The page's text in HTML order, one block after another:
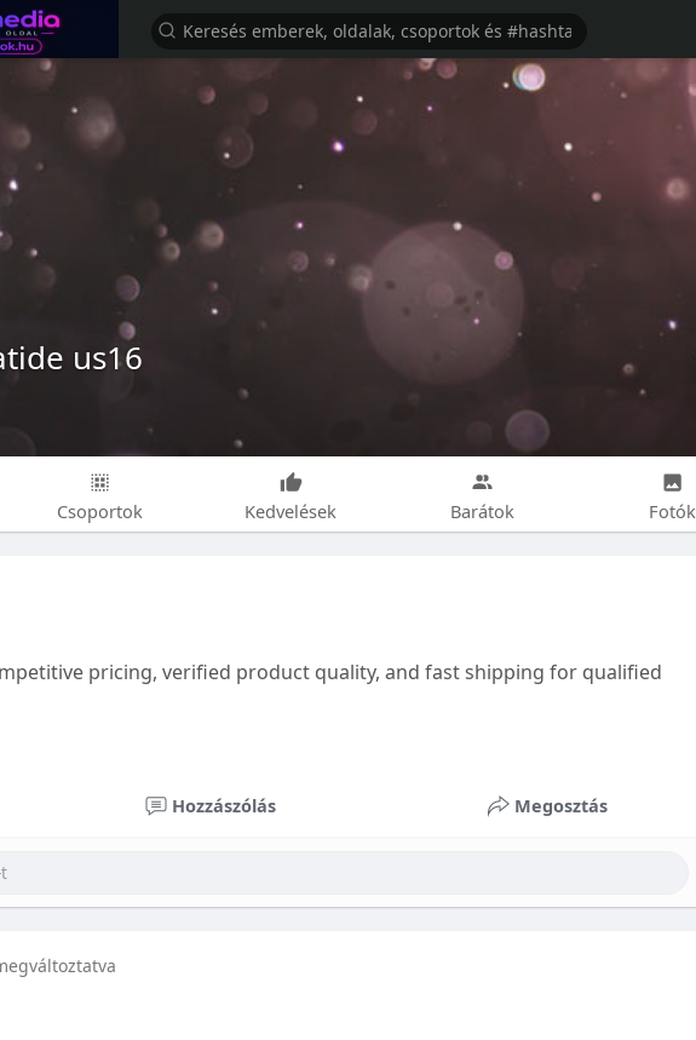
us16
Csoportok Kedvelések Barátok Fotók
pricing, verified product quality, and fast shipping for qualified
Hozzászólás Megosztás